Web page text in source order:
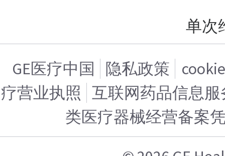
单次
GE医疗中国 隐私政策
疗营业执照 互联网药品信息服
类医疗器械经营备案